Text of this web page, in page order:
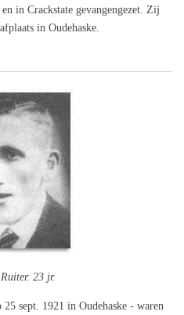
in Crackstate gevangengezet. Zij
in Oudehaske.
23 jr.
25 sept. 1921 in Oudehaske - waren